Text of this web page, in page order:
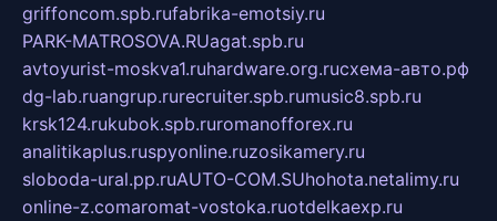
griffoncom.spb.rufabrika-emotsiy.ru
PARK-MATROSOVA.RUagat.spb.ru
avtoyurist-moskva1.ruhardware.org.ruсхема-авто.рф
dg-lab.ruangrup.rurecruiter.spb.rumusic8.spb.ru
krsk124.rukubok.spb.ruromanofforex.ru
analitikaplus.ruspyonline.ruzosikamery.ru
sloboda-ural.pp.ruAUTO-COM.SUhohota.netalimy.ru
online-z.comaromat-vostoka.ruotdelkaexp.ru